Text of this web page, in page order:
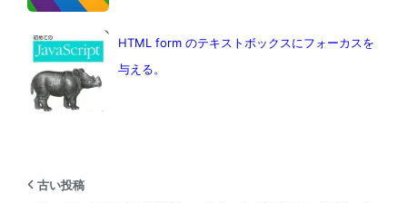
HTML form のテキストボックスにフォーカスを
与える。
古い投稿